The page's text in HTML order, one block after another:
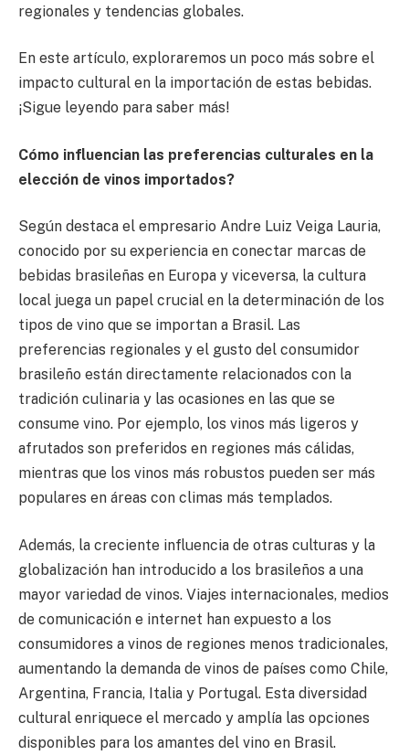
regionales y tendencias globales.
En este artículo, exploraremos un poco más sobre el
impacto cultural en la importación de estas bebidas.
¡Sigue leyendo para saber más!
Cómo influencian las preferencias culturales en la
elección de vinos importados?
Según destaca el empresario Andre Luiz Veiga Lauria,
conocido por su experiencia en conectar marcas de
bebidas brasileñas en Europa y viceversa, la cultura
local juega un papel crucial en la determinación de los
tipos de vino que se importan a Brasil. Las
preferencias regionales y el gusto del consumidor
brasileño están directamente relacionados con la
tradición culinaria y las ocasiones en las que se
consume vino. Por ejemplo, los vinos más ligeros y
afrutados son preferidos en regiones más cálidas,
mientras que los vinos más robustos pueden ser más
populares en áreas con climas más templados.
Además, la creciente influencia de otras culturas y la
globalización han introducido a los brasileños a una
mayor variedad de vinos. Viajes internacionales, medios
de comunicación e internet han expuesto a los
consumidores a vinos de regiones menos tradicionales,
aumentando la demanda de vinos de países como Chile,
Argentina, Francia, Italia y Portugal. Esta diversidad
cultural enriquece el mercado y amplía las opciones
disponibles para los amantes del vino en Brasil.